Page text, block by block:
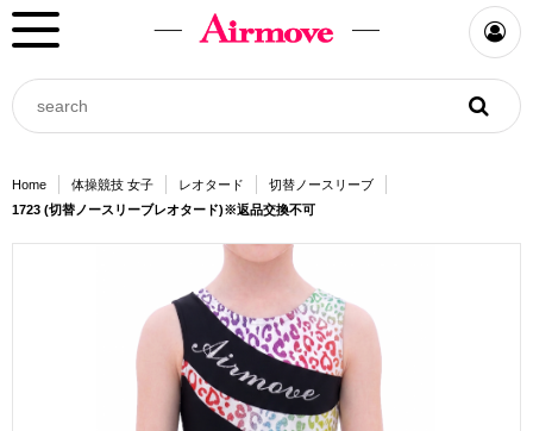
Home 体操競技 女子 レオタード
切替ノースリーブ
1723 (切替ノースリーブレオタード)※返品交換不可